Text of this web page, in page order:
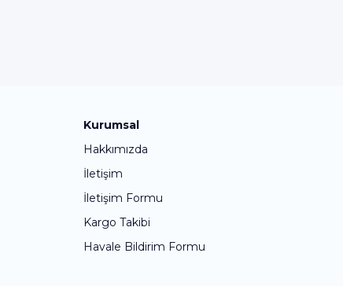
Kurumsal
Hakkımızda
İletişim
İletişim Formu
Kargo Takibi
Havale Bildirim Formu